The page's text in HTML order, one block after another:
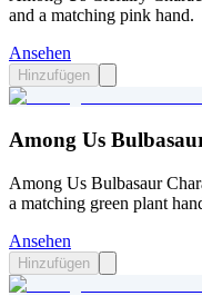
and a matching pink hand.
Ansehen
Hinzufügen
Among Us
Among Us Bulbasaur
a matching green plant
Ansehen
Hinzufügen